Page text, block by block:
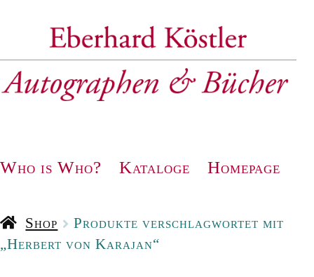
Navigation
Who is Who? Kataloge Homepage
Shop
Produkte verschlagwortet mit
„Herbert von Karajan“